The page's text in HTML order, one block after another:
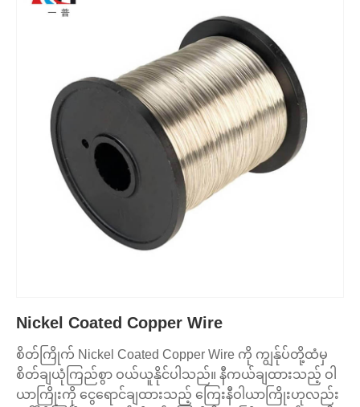
Nickel Coated Copper Wire
စိတ်ကြိုက် Nickel Coated Copper Wire ကို ကျွန်ုပ်တို့ထံမှ
စိတ်ချယုံကြည်စွာ ဝယ်ယူနိုင်ပါသည်။ နီကယ်ချထားသည့် ဝါ
ယာကြိုးကို ငွေရောင်ချထားသည့် ကြေးနီဝါယာကြိုးဟုလည်း